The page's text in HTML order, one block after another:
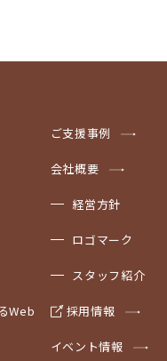
Web
ご支援事例
会社概要
経営方針
ロゴマーク
スタッフ紹介
採用情報
イベント情報